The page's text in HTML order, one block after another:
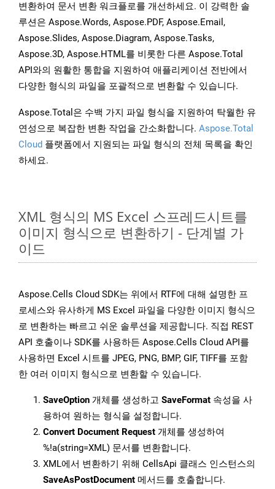
변환하여 문서 변환 워크플로를 개선하세요. 이 강력한 솔
루션은 Aspose.Words, Aspose.PDF, Aspose.Email,
Aspose.Slides, Aspose.Diagram, Aspose.Tasks,
Aspose.3D, Aspose.HTML를 비롯한 다른 Aspose.Total
API와의 원활한 통합을 지원하여 애플리케이션 전반에서
다양한 형식의 파일을 포괄적으로 변환할 수 있습니다.
Aspose.Total은 수백 가지 파일 형식을 지원하여 탁월한 유
연성으로 복잡한 변환 작업을 간소화합니다. Aspose.Total
Cloud 플랫폼에서 지원되는 파일 형식의 전체 목록을 확인
하세요.
XML 형식의 MS Excel 스프레드시트를
이미지 형식으로 변환하기 - 단계별 가
이드
Aspose.Cells Cloud SDK는 위에서 RTF에 대해 설명한 프
로세스와 유사하게 MS Excel 파일을 다양한 이미지 형식으
로 변환하는 빠르고 쉬운 솔루션을 제공합니다. 직접 REST
API 호출이나 SDK를 사용하든 Aspose.Cells Cloud API를
사용하면 Excel 시트를 JPEG, PNG, BMP, GIF, TIFF를 포함
한 여러 이미지 형식으로 변환할 수 있습니다.
SaveOption 개체를 생성하고 SaveFormat 속성을 사
용하여 원하는 형식을 설정합니다.
Convert Document Request 개체를 생성하여
%!a(string=XML) 문서를 변환합니다.
XML에서 변환하기 위해 CellsApi 클래스 인스턴스의
SaveAsPostDocument 메서드를 호출합니다.